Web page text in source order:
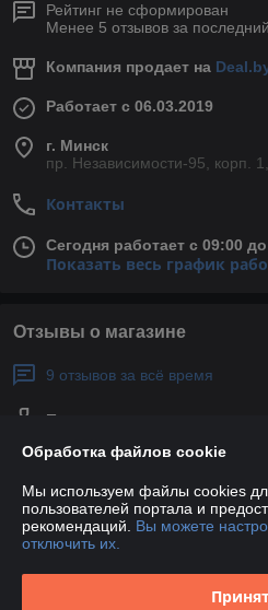
Рейтинг не сформирован
Менее 5 отзывов за
Компания продает на
Работает с 06.03.2019
г. Минск
пр. Независимости-95, корп.
Контакты
Сегодня работает с 09:00
Показать весь график
Отзывы о магазине
9 отзывов за всё время
Покупатель
Отлично
Всё это было хорошо, быстро,
рекомендую вам эту фирму.
Покупатель
Обработка файлов cookie
Мы используем файлы cookies
пользователей портала и
рекомендаций. Вы можете
отключить их.